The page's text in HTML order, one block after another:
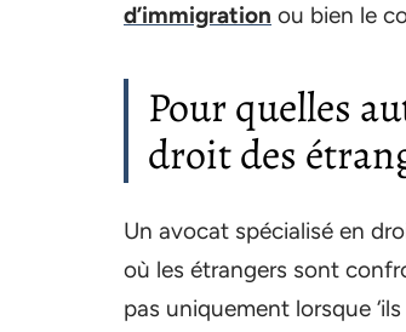
d’immigration ou bien le
Pour quelles
droit des
Un avocat spécialisé en
où les étrangers sont
pas uniquement lorsque